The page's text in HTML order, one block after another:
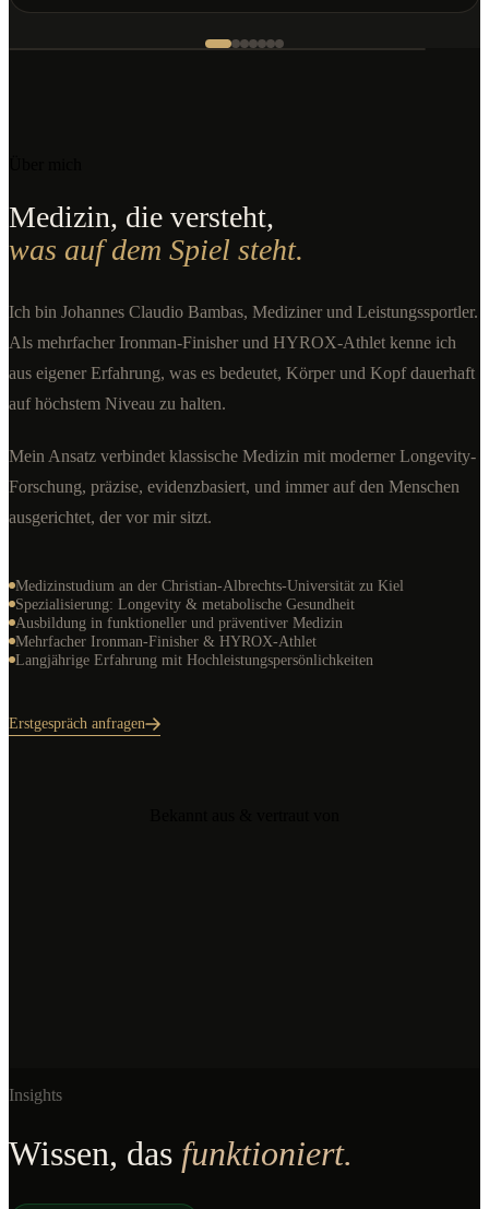
Medizin, die versteht,
was auf dem Spiel steht.
Ich bin Johannes Claudio Bambas, Mediziner und Leistungssportler.
Als mehrfacher Ironman-Finisher und HYROX-Athlet kenne ich
aus eigener Erfahrung, was es bedeutet, Körper und Kopf dauerhaft
auf höchstem Niveau zu halten.
Mein Ansatz verbindet klassische Medizin mit moderner Longevity-
Forschung, präzise, evidenzbasiert, und immer auf den Menschen
ausgerichtet, der vor mir sitzt.
Medizinstudium an der Christian-Albrechts-Universität zu Kiel
Spezialisierung: Longevity & metabolische Gesundheit
Ausbildung in funktioneller und präventiver Medizin
Mehrfacher Ironman-Finisher & HYROX-Athlet
Langjährige Erfahrung mit Hochleistungspersönlichkeiten
Erstgespräch anfragen
Insights
Wissen, das funktioniert.